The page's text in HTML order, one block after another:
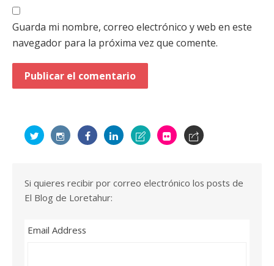
Guarda mi nombre, correo electrónico y web en este
navegador para la próxima vez que comente.
Si quieres recibir por correo electrónico los posts de
El Blog de Loretahur:
Email Address